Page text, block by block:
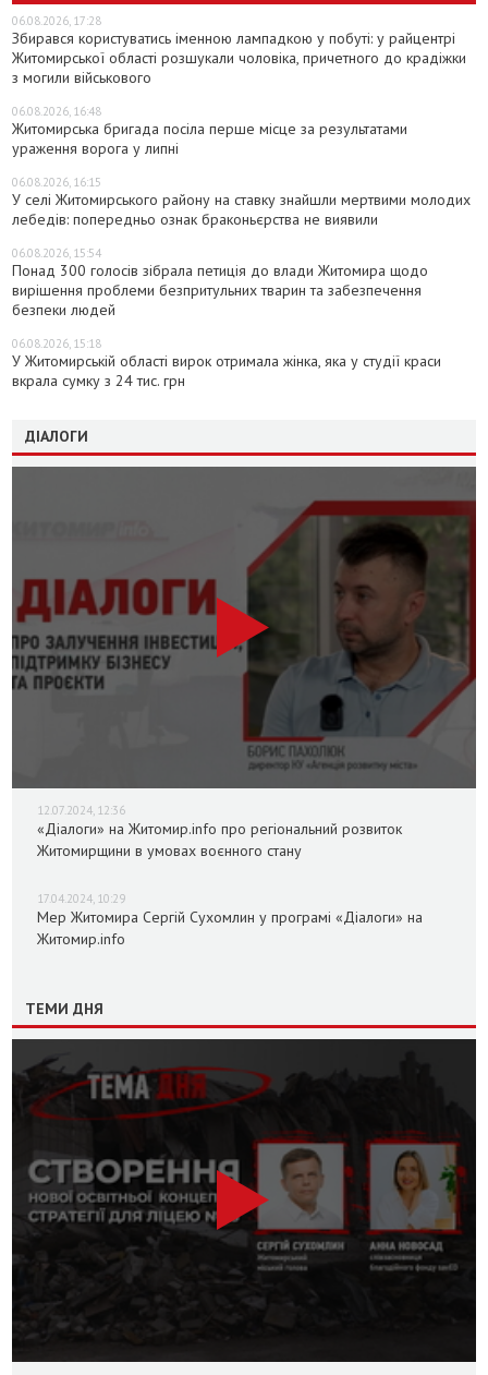
06.08.2026, 17:28
Збирався користуватись іменною лампадкою у побуті: у райцентрі
Житомирської області розшукали чоловіка, причетного до крадіжки
з могили військового
06.08.2026, 16:48
Житомирська бригада посіла перше місце за результатами
ураження ворога у липні
06.08.2026, 16:15
У селі Житомирського району на ставку знайшли мертвими молодих
лебедів: попередньо ознак браконьєрства не виявили
06.08.2026, 15:54
Понад 300 голосів зібрала петиція до влади Житомира щодо
вирішення проблеми безпритульних тварин та забезпечення
безпеки людей
06.08.2026, 15:18
У Житомирській області вирок отримала жінка, яка у студії краси
вкрала сумку з 24 тис. грн
ДІАЛОГИ
12.07.2024, 12:36
«Діалоги» на Житомир.info про регіональний розвиток
Житомирщини в умовах воєнного стану
17.04.2024, 10:29
Мер Житомира Сергій Сухомлин у програмі «Діалоги» на
Житомир.info
ТЕМИ ДНЯ